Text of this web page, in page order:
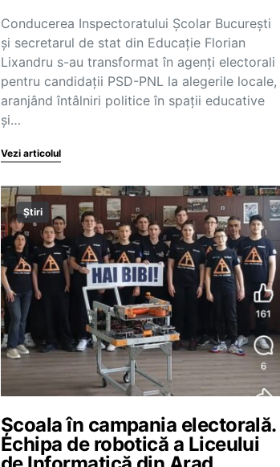
Conducerea Inspectoratului Școlar București
și secretarul de stat din Educație Florian
Lixandru s-au transformat în agenți electorali
pentru candidații PSD-PNL la alegerile locale,
aranjând întâlniri politice în spații educative
și…
Vezi articolul
Știri
Școala în campania electorală.
Echipa de robotică a Liceului